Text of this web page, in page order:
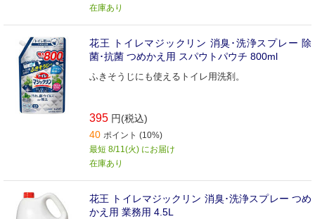
在庫あり
花王 トイレマジックリン 消臭･洗浄スプレー 除
菌･抗菌 つめかえ用 スパウトパウチ 800ml
ふきそうじにも使えるトイレ用洗剤。
395 円(税込)
40 ポイント (10%)
最短 8/11(火) にお届け
在庫あり
花王 トイレマジックリン 消臭･洗浄スプレー つめ
かえ用 業務用 4.5L